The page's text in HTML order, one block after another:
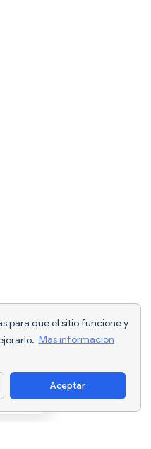
para que el sitio funcione y
Más información
Aceptar
app